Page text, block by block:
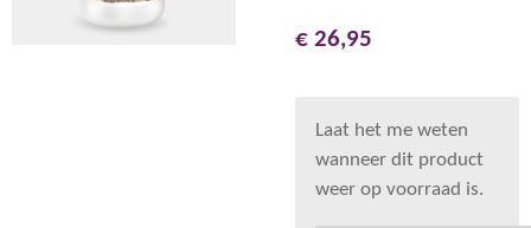
€ 26,95
Laat het me weten
wanneer dit product
weer op voorraad is.